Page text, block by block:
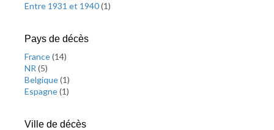
Entre 1931 et 1940(1)
Pays de décès
France(14)
NR (5)
Belgique(1)
Espagne(1)
Ville de décès